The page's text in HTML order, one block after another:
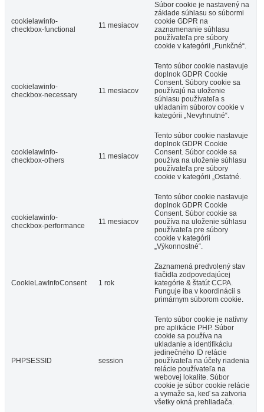
cookielawinfo-
checkbox-functional
11 mesiacov
Súbor cookie je nastavený na
základe súhlasu so súbormi
cookie GDPR na
zaznamenanie súhlasu
používateľa pre súbory
cookie v kategórii „Funkčné“.
cookielawinfo-
checkbox-necessary
11 mesiacov
Tento súbor cookie nastavuje
doplnok GDPR Cookie
Consent. Súbory cookie sa
používajú na uloženie
súhlasu používateľa s
ukladaním súborov cookie v
kategórii „Nevyhnutné“.
cookielawinfo-
checkbox-others
11 mesiacov
Tento súbor cookie nastavuje
doplnok GDPR Cookie
Consent. Súbor cookie sa
používa na uloženie súhlasu
používateľa pre súbory
cookie v kategórii „Ostatné.
cookielawinfo-
checkbox-performance
11 mesiacov
Tento súbor cookie nastavuje
doplnok GDPR Cookie
Consent. Súbor cookie sa
používa na uloženie súhlasu
používateľa pre súbory
cookie v kategórii
„Výkonnostné“.
CookieLawInfoConsent 1 rok
Zaznamená predvolený stav
tlačidla zodpovedajúcej
kategórie & štatút CCPA.
Funguje iba v koordinácii s
primárnym súborom cookie.
PHPSESSID session
Tento súbor cookie je natívny
pre aplikácie PHP. Súbor
cookie sa používa na
ukladanie a identifikáciu
jedinečného ID relácie
používateľa na účely riadenia
relácie používateľa na
webovej lokalite. Súbor
cookie je súbor cookie relácie
a vymaže sa, keď sa zatvoria
všetky okná prehliadača.